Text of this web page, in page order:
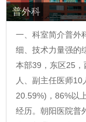
普外科
一、科室简介普外
细、技术力量强的
本部39，东区25
人、副主任医师
20.59%)，86%以
经历。朝阳医院普